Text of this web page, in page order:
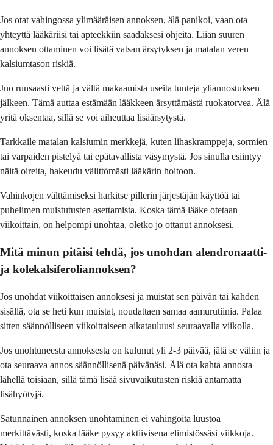
Jos otat vahingossa ylimääräisen annoksen, älä panikoi, vaan ota
yhteyttä lääkäriisi tai apteekkiin saadaksesi ohjeita. Liian suuren
annoksen ottaminen voi lisätä vatsan ärsytyksen ja matalan veren
kalsiumtason riskiä.
Juo runsaasti vettä ja vältä makaamista useita tunteja yliannostuksen
jälkeen. Tämä auttaa estämään lääkkeen ärsyttämästä ruokatorvea. Älä
yritä oksentaa, sillä se voi aiheuttaa lisäärsytystä.
Tarkkaile matalan kalsiumin merkkejä, kuten lihaskramppeja, sormien
tai varpaiden pistelyä tai epätavallista väsymystä. Jos sinulla esiintyy
näitä oireita, hakeudu välittömästi lääkärin hoitoon.
Vahinkojen välttämiseksi harkitse pillerin järjestäjän käyttöä tai
puhelimen muistutusten asettamista. Koska tämä lääke otetaan
viikoittain, on helpompi unohtaa, oletko jo ottanut annoksesi.
Mitä minun pitäisi tehdä, jos unohdan alendronaatti-
ja kolekalsiferoliannoksen?
Jos unohdat viikoittaisen annoksesi ja muistat sen päivän tai kahden
sisällä, ota se heti kun muistat, noudattaen samaa aamurutiinia. Palaa
sitten säännölliseen viikoittaiseen aikatauluusi seuraavalla viikolla.
Jos unohtuneesta annoksesta on kulunut yli 2-3 päivää, jätä se väliin ja
ota seuraava annos säännöllisenä päivänäsi. Älä ota kahta annosta
lähellä toisiaan, sillä tämä lisää sivuvaikutusten riskiä antamatta
lisähyötyjä.
Satunnainen annoksen unohtaminen ei vahingoita luustoa
merkittävästi, koska lääke pysyy aktiivisena elimistössäsi viikkoja.